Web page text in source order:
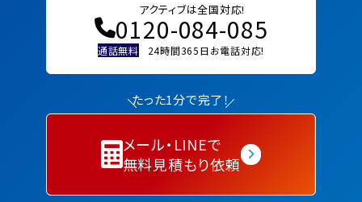
アクティブは全国対応!
0120-084-085
通話無料 24時間365日お電話対応!
たった1分で完了！
メール・LINEで
無料見積もり依頼